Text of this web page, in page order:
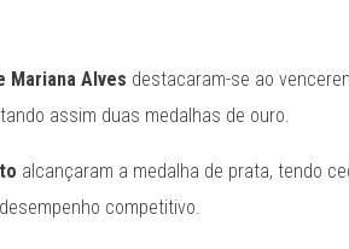
Mariana Alves destacaram-se ao
assim duas medalhas de ouro.
alcançaram a medalha de prata, tendo
competitivo.